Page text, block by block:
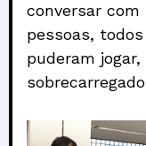
conversar
pessoas,
puderam